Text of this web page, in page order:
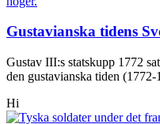
Gustavianska tidens
Gustav III:s statskupp 1772
den gustavianska tiden
Hi